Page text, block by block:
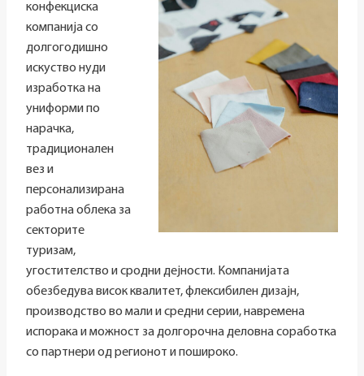
конфекциска
компанија со
долгогодишно
искуство нуди
изработка на
униформи по
нарачка,
традиционален
вез и
персонализирана
работна облека за
секторите
туризам,
угостителство и сродни дејности. Компанијата
обезбедува висок квалитет, флексибилен дизајн,
производство во мали и средни серии, навремена
испорака и можност за долгорочна деловна соработка
со партнери од регионот и пошироко.